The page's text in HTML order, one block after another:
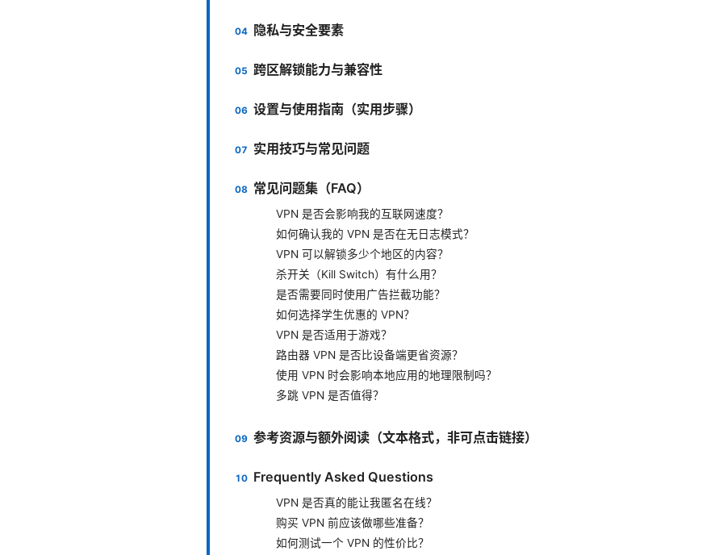
隐私与安全要素
跨区解锁能力与兼容性
设置与使用指南（实用步骤）
实用技巧与常见问题
常见问题集（FAQ）
VPN 是否会影响我的互联网速度？
如何确认我的 VPN 是否在无日志模式？
VPN 可以解锁多少个地区的内容？
杀开关（Kill Switch）有什么用？
是否需要同时使用广告拦截功能？
如何选择学生优惠的 VPN？
VPN 是否适用于游戏？
路由器 VPN 是否比设备端更省资源？
使用 VPN 时会影响本地应用的地理限制吗？
多跳 VPN 是否值得？
参考资源与额外阅读（文本格式，非可点击链接）
Frequently Asked Questions
VPN 是否真的能让我匿名在线？
购买 VPN 前应该做哪些准备？
如何测试一个 VPN 的性价比？